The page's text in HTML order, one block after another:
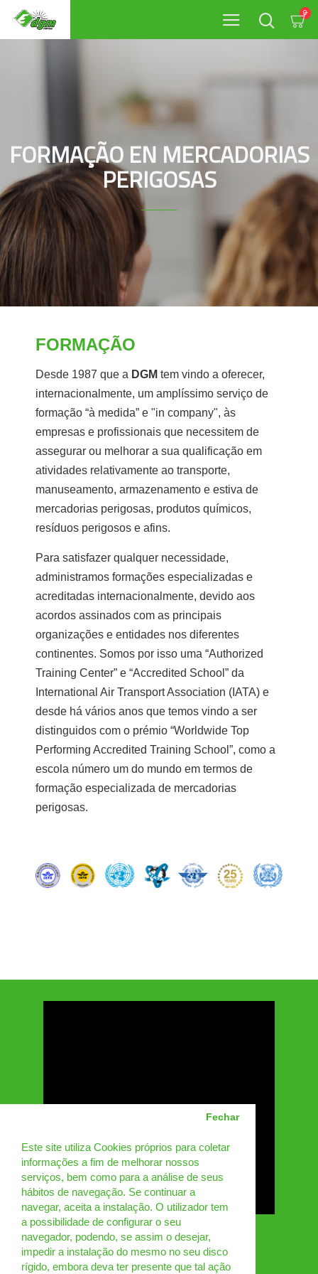
Este site utiliza Cookies próprios para coletar
informações a fim de melhorar nossos
serviços, bem como para a análise de seus
hábitos de navegação. Se continuar a
navegar, aceita a instalação. O utilizador tem
a possibilidade de configurar o seu
navegador, podendo, se assim o desejar,
impedir a instalação do mesmo no seu disco
rígido, embora deva ter presente que tal ação
Fechar
0
FORMAÇÃO EN MERCADORIAS
PERIGOSAS
FORMAÇÃO
Desde 1987 que a DGM tem vindo a oferecer,
internacionalmente, um amplíssimo serviço de
formação “à medida” e "in company", às
empresas e profissionais que necessitem de
assegurar ou melhorar a sua qualificação em
atividades relativamente ao transporte,
manuseamento, armazenamento e estiva de
mercadorias perigosas, produtos químicos,
resíduos perigosos e afins.
Para satisfazer qualquer necessidade,
administramos formações especializadas e
acreditadas internacionalmente, devido aos
acordos assinados com as principais
organizações e entidades nos diferentes
continentes. Somos por isso uma “Authorized
Training Center” e “Accredited School” da
International Air Transport Association (IATA) e
desde há vários anos que temos vindo a ser
distinguidos com o prémio “Worldwide Top
Performing Accredited Training School”, como a
escola número um do mundo em termos de
formação especializada de mercadorias
perigosas.